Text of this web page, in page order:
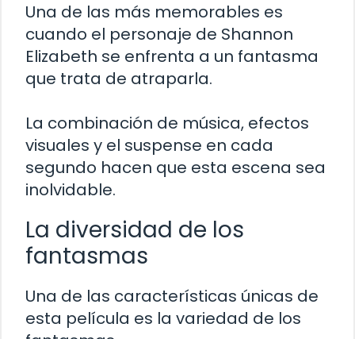
Una de las más memorables es
cuando el personaje de Shannon
Elizabeth se enfrenta a un fantasma
que trata de atraparla.
La combinación de música, efectos
visuales y el suspense en cada
segundo hacen que esta escena sea
inolvidable.
La diversidad de los
fantasmas
Una de las características únicas de
esta película es la variedad de los